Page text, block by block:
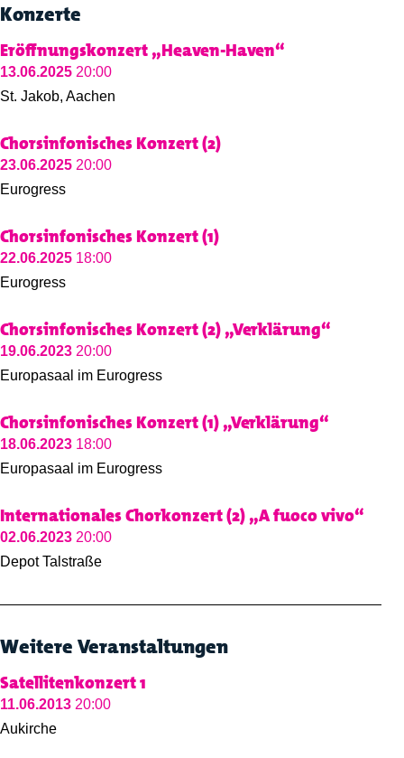
Konzerte
Eröffnungskonzert „Heaven-Haven“
13.06.2025 20:00
St. Jakob, Aachen
Chorsinfonisches Konzert (2)
23.06.2025 20:00
Eurogress
Chorsinfonisches Konzert (1)
22.06.2025 18:00
Eurogress
Chorsinfonisches Konzert (2) „Verklärung“
19.06.2023 20:00
Europasaal im Eurogress
Chorsinfonisches Konzert (1) „Verklärung“
18.06.2023 18:00
Europasaal im Eurogress
Internationales Chorkonzert (2) „A fuoco vivo“
02.06.2023 20:00
Depot Talstraße
Weitere Veranstaltungen
Satellitenkonzert 1
11.06.2013 20:00
Aukirche